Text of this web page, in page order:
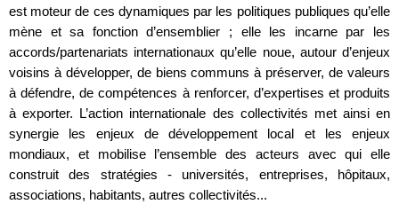
est moteur de ces dynamiques par les politiques publiques qu’elle
mène et sa fonction d’ensemblier ; elle les incarne par les
accords/partenariats internationaux qu’elle noue, autour d’enjeux
voisins à développer, de biens communs à préserver, de valeurs
à défendre, de compétences à renforcer, d’expertises et produits
à exporter. L’action internationale des collectivités met ainsi en
synergie les enjeux de développement local et les enjeux
mondiaux, et mobilise l’ensemble des acteurs avec qui elle
construit des stratégies - universités, entreprises, hôpitaux,
associations, habitants, autres collectivités...